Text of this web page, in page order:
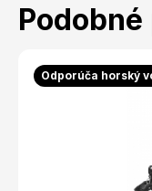
Odporúča horský